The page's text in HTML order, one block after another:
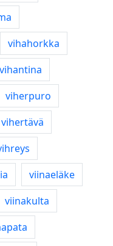
vihahorkka
vihantina
viherpuro
vihertävä
viinaeläke
viinakulta